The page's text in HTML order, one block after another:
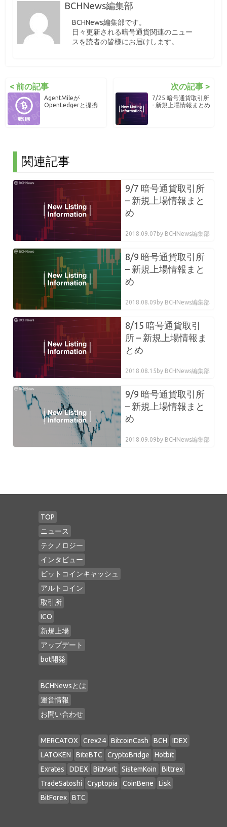
BCHNews編集部
BCHNews編集部です。
日々更新される暗号通貨関連のニュー
スを読者の皆様にお届けします。
< 前の記事
AgentMileが
OpenLedgerと提携
次の記事 >
7/25 暗号通貨取引所
- 新規上場情報まとめ
関連記事
9/7 暗号通貨取引所
– 新規上場情報まと
め
2018.09.07 by BCHNews編集部
8/9 暗号通貨取引所
– 新規上場情報まと
め
2018.08.09 by BCHNews編集部
8/15 暗号通貨取引
所 – 新規上場情報ま
とめ
2018.08.15 by BCHNews編集部
9/9 暗号通貨取引所
– 新規上場情報まと
め
2018.09.09 by BCHNews編集部
TOP
ニュース
テクノロジー
インタビュー
ビットコインキャッシュ
アルトコイン
取引所
ICO
新規上場
アップデート
bot開発
BCHNewsとは
運営情報
お問い合わせ
MERCATOX Crex24 BitcoinCash BCH
IDEX
LATOKEN
BiteBTC CryptoBridge
Hotbit
Exrates
DDEX BitMart SistemKoin
Bittrex
TradeSatoshi
Cryptopia CoinBene
Lisk
BitForex
BTC